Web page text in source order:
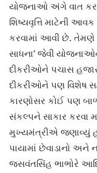
યોજનાઓ અંગે વાત
શિષ્યવૃત્તિ માટેની
કરવામાં આવી છે. તેમણે
સાધના’ જેવી
દીકરીઓને પચાસ
દીકરીઓને પણ વિશેષ
કારણોસર કોઈ પણ
સંકલ્પને સાકાર કરવા
મુખ્યમંત્રીએ જણાવ્યું
પાયામાં છેવાડાનો
જસવંતસિંહ ભાભોરે